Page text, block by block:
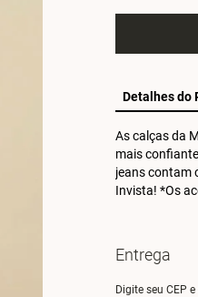
Detalhes do
As calças da
mais
jeans contam
Invista! *Os
Entrega
Digite seu CEP